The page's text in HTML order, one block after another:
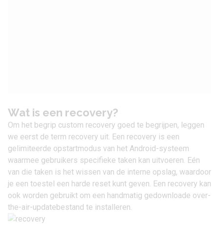
Wat is een recovery?
Om het begrip custom recovery goed te begrijpen, leggen
we eerst de term recovery uit. Een recovery is een
gelimiteerde opstartmodus van het Android-systeem
waarmee gebruikers specifieke taken kan uitvoeren. Eén
van die taken is het wissen van de interne opslag, waardoor
je een toestel een harde reset kunt geven. Een recovery kan
ook worden gebruikt om een handmatig gedownloade over-
the-air-updatebestand te installeren.